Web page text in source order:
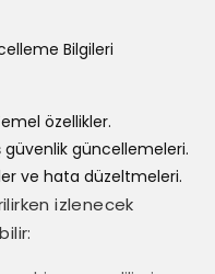
Bilgileri
özellikler.
güvenlik güncellemeleri.
ve hata düzeltmeleri.
izlenecek